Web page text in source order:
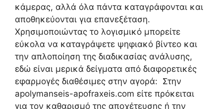
κάμερας, αλλά όλα πάντα καταγράφονται και
αποθηκεύονται για επανεξέταση.
Χρησιμοποιώντας το λογισμικό μπορείτε
εύκολα να καταγράψετε ψηφιακό βίντεο και
την απλοποίηση της διαδικασίας ανάλυσης,
εδώ είναι μερικά δείγματα από διαφορετικές
εφαρμογές διαθέσιμες στην αγορά: Στην
apolymanseis-apofraxeis.com είτε πρόκειται
για τον καθαρισμό της αποχέτευσης ή την